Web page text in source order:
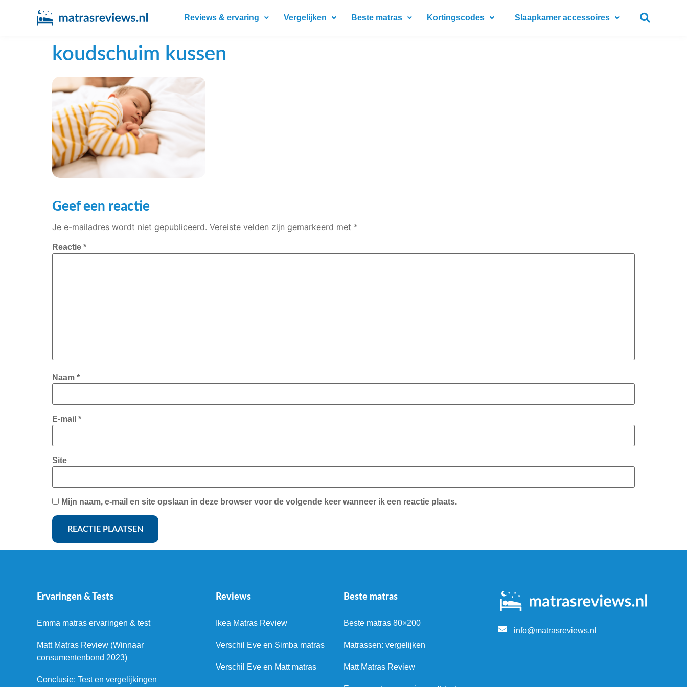
Reviews & ervaring Vergelijken Beste matras Kortingscodes Slaapkamer accessoires
koudschuim kussen
Geef een reactie
Je e-mailadres wordt niet gepubliceerd. Vereiste velden zijn gemarkeerd met *
Reactie *
Naam *
E-mail *
Site
Mijn naam, e-mail en site opslaan in deze browser voor de volgende keer wanneer ik een reactie plaats.
Ervaringen & Tests
Emma matras ervaringen & test
Matt Matras Review (Winnaar
consumentenbond 2023)
Conclusie: Test en vergelijkingen
Reviews
Ikea Matras Review
Verschil Eve en Simba matras
Verschil Eve en Matt matras
Beste matras
Beste matras 80×200
Matrassen: vergelijken
Matt Matras Review
info@matrasreviews.nl